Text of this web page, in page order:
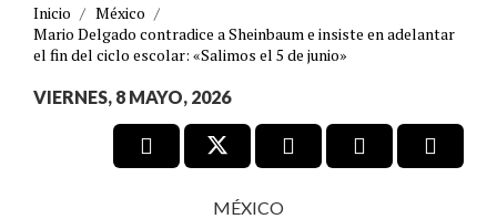
Inicio / México /
Mario Delgado contradice a Sheinbaum e insiste en adelantar
el fin del ciclo escolar: «Salimos el 5 de junio»
VIERNES, 8 MAYO, 2026
MÉXICO